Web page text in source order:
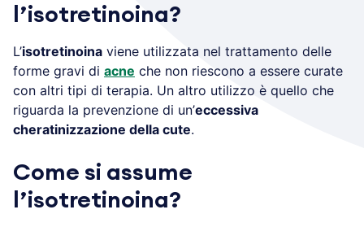
l’isotretinoina?
L’isotretinoina viene utilizzata nel trattamento delle
forme gravi di acne che non riescono a essere curate
con altri tipi di terapia. Un altro utilizzo è quello che
riguarda la prevenzione di un’eccessiva
cheratinizzazione della cute.
Come si assume
l’isotretinoina?